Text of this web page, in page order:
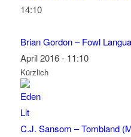
14:10
Brian Gordon – Fowl
April 2016 - 11:10
Kürzlich
C.J. Sansom – Tombland